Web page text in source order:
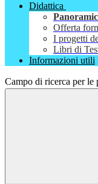
Didattica
Offerta
I progetti
Libri di
Informazioni utili
Campo di ricerca per le